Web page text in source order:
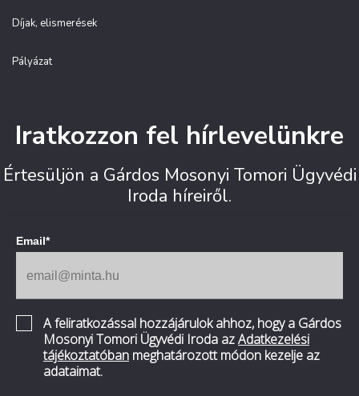
Díjak, elismerések
Pályázat
Iratkozzon fel hírlevelünkre
Értesüljön a Gárdos Mosonyi Tomori Ügyvédi
Iroda híreiről.
Email*
A feliratkozással hozzájárulok ahhoz, hogy a Gárdos
Mosonyi Tomori Ügyvédi Iroda azAdatkezelési
tájékoztatóban meghatározott módon kezelje az
adataimat.